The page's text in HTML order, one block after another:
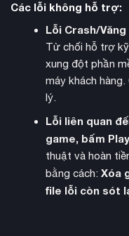
Một trong những tính
Adventurer – cho
cách phiêu lưu gia
chuyển trên bản đồ,
Các lỗi không hỗ trợ:
Lỗi Crash/
Từ chối hỗ trợ
xung đột phần
máy khách
lý.
Lỗi liên quan
game, bấm
thuật và hoàn
bằng cách: Xóa
file lỗi còn sót